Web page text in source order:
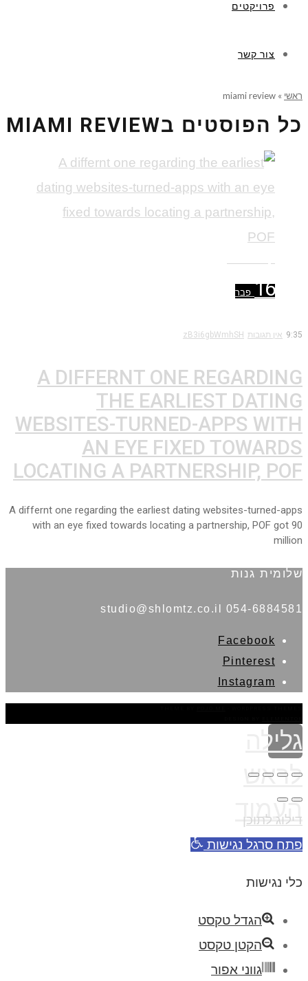
פרויקטים
צור קשר
ראשי »
miami review
כל הפוסטים בMIAMI REVIEW
16 פבר
9:35 אין תגובות zB3i6gbWmhSH
A DIFFERNT ONE REGARDING
THE EARLIEST DATING
WEBSITES-TURNED-APPS WITH
AN EYE FIXED TOWARDS
LOCATING A PARTNERSHIP, POF
A differnt one regarding the earliest dating websites-turned-apps
with an eye fixed towards locating a partnership, POF got 90
million
שלומית גנות
054-6884581 studio@shlomtz.co.il
Facebook
Pinterest
Instagram
גלילה
לראש
העמוד
דילוג לתוכן
פתח סרגל נגישות
כלי נגישות
הגדל טקסט
הקטן טקסט
גווני אפור